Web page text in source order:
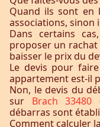
Quand ils sont en
associations, sinon
Dans certains
proposer un
baisser le prix du
Le devis pour
appartement est-il
Non, le devis du
sur Brach 33480
débarras sont
Comment calculer